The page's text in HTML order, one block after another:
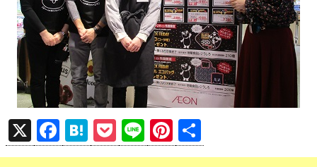
X
F
a
H
at
P
o
Li
n
Pi
nt 有